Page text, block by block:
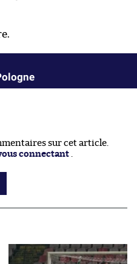
sur cet article.
connectant